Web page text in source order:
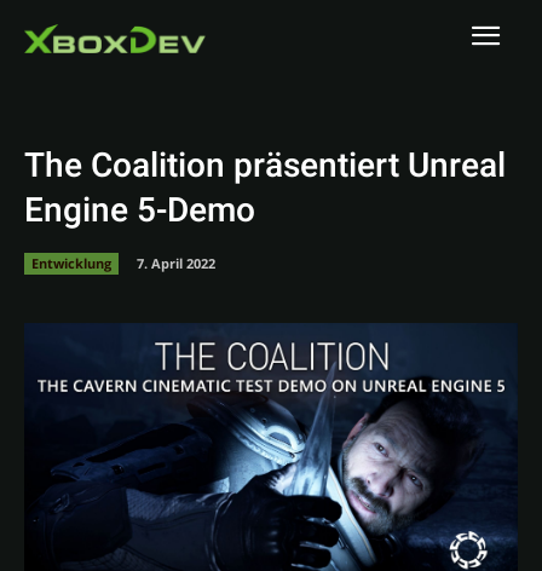
The Coalition präsentiert Unreal
Engine 5-Demo
Entwicklung 7. April 2022